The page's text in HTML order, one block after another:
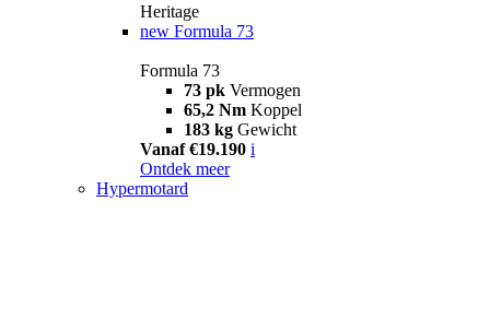
Heritage
new Formula 73
Formula 73
73 pk Vermogen
65,2 Nm Koppel
183 kg Gewicht
Vanaf €19.190 i
Ontdek meer
Hypermotard